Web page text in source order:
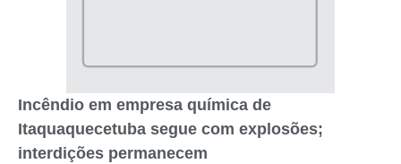
Incêndio em empresa química de
Itaquaquecetuba segue com explosões;
interdições permanecem